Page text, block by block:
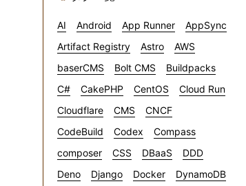
AI Android App Runner
AppSync
Artifact Registry
Astro
AWS
baserCMS
Bolt CMS
Buildpacks
C#
CakePHP CentOS
Cloud Run
Cloudflare
CMS
CNCF
CodeBuild
Codex
Compass
composer
CSS DBaaS
DDD
Deno
Django Docker
DynamoDB